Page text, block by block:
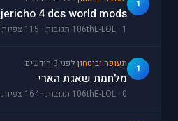
1
jericho 4 dcs world mods
106thE-LOL · 1 תגובות · 115 צפיות
1 תעופה וביטחון·לפני 3 חודשים
מלחמת שאגת הארי
106thE-LOL · 0 תגובות · 164 צפיות